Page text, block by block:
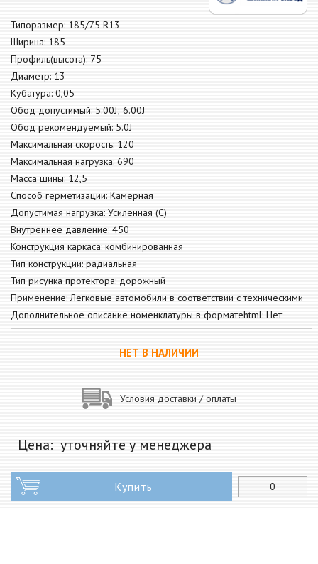
Типоразмер: 185/75 R13
Ширина: 185
Профиль(высота): 75
Диаметр: 13
Кубатура: 0,05
Обод допустимый: 5.00J; 6.00J
Обод рекомендуемый: 5.0J
Максимальная скорость: 120
Максимальная нагрузка: 690
Масса шины: 12,5
Способ герметизации: Камерная
Допустимая нагрузка: Усиленная (С)
Внутреннее давление: 450
Конструкция каркаса: комбинированная
Тип конструкции: радиальная
Тип рисунка протектора: дорожный
Применение: Легковые автомобили в соответствии с техническими
Дополнительное описание номенклатуры в форматеhtml: Нет
НЕТ В НАЛИЧИИ
Условия доставки / оплаты
Цена: уточняйте у менеджера
Купить